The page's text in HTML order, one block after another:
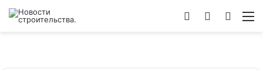
Switch
Войти